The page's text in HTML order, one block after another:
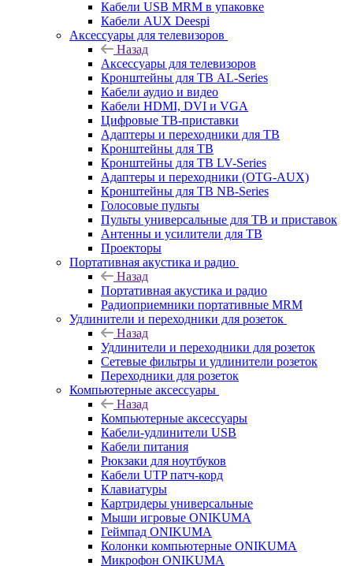
Кабели USB MRM в упаковке
Кабели AUX Deespi
Аксессуары для телевизоров
Назад
Аксессуары для телевизоров
Кронштейны для ТВ AL-Series
Кабели аудио и видео
Кабели HDMI, DVI и VGA
Цифровые ТВ-приставки
Адаптеры и переходники для ТВ
Кронштейны для ТВ
Кронштейны для ТВ LV-Series
Адаптеры и переходники (OTG-AUX)
Кронштейны для ТВ NB-Series
Голосовые пульты
Пульты универсальные для ТВ и приставок
Антенны и усилители для ТВ
Проекторы
Портативная акустика и радио
Назад
Портативная акустика и радио
Радиоприемники портативные MRM
Удлинители и переходники для розеток
Назад
Удлинители и переходники для розеток
Сетевые фильтры и удлинители розеток
Переходники для розеток
Компьютерные аксессуары
Назад
Компьютерные аксессуары
Кабели-удлинители USB
Кабели питания
Рюкзаки для ноутбуков
Кабели UTP патч-корд
Клавиатуры
Картридеры универсальные
Мыши игровые ONIKUMA
Геймпад ONIKUMA
Колонки компьютерные ONIKUMA
Микрофон ONIKUMA